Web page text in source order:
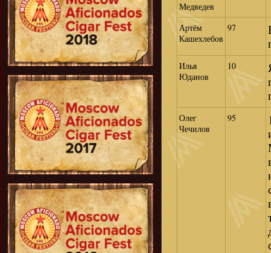
Медведев
Артём
Кашехлебов
97
Илья
Юданов
10
Олег
Чечилов
95